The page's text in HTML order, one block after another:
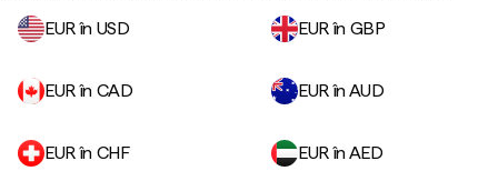
EUR în USD
EUR în GBP
EUR în CAD EUR în AUD
EUR în CHF EUR în AED